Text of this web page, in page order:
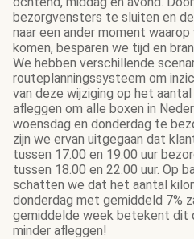
bezorgvensters te sluiten en
naar een ander moment
komen, besparen we tijd en
We hebben verschillende
routeplanningssysteem om
van deze wijziging op het
afleggen om alle boxen in
woensdag en donderdag te
zijn we ervan uitgegaan dat
tussen 17.00 en 19.00 uur
tussen 18.00 en 22.00 uur. Op
schatten we dat het aantal
donderdag met gemiddeld 7%
gemiddelde week betekent dit
minder afleggen!